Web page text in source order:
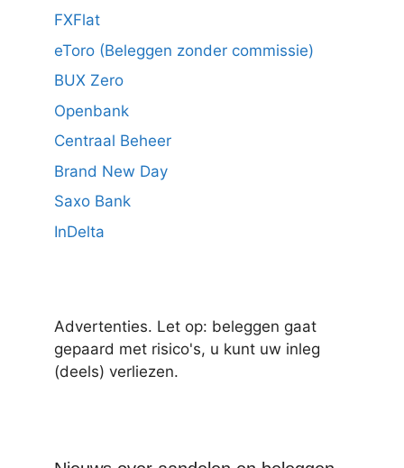
FXFlat
eToro (Beleggen zonder commissie)
BUX Zero
Openbank
Centraal Beheer
Brand New Day
Saxo Bank
InDelta
Advertenties. Let op: beleggen gaat
gepaard met risico's, u kunt uw inleg
(deels) verliezen.